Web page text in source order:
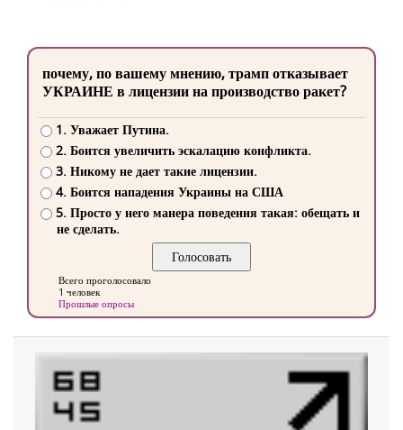
почему, по вашему мнению, трамп отказывает
УКРАИНЕ в лицензии на производство ракет?
1. Уважает Путина.
2. Боится увеличить эскалацию конфликта.
3. Никому не дает такие лицензии.
4. Боится нападения Украины на США
5. Просто у него манера поведения такая: обещать и
не сделать.
Всего проголосовало
1 человек
Прошлые опросы